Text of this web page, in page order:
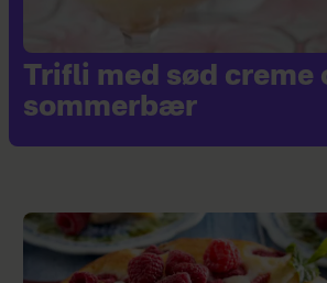
Trifli med sød creme
sommerbær